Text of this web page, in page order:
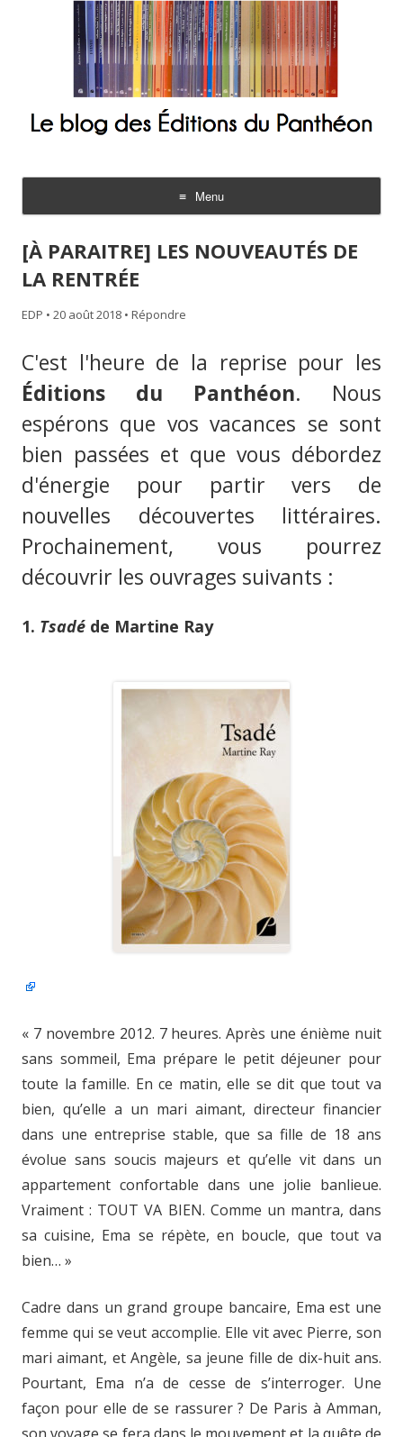
Menu
Aller
contenu
[À PARAITRE] LES NOUVEAUTÉS DE
LA RENTRÉE
EDP • 20 août 2018 • Répondre
C'est l'heure de la reprise pour les
Éditions du Panthéon. Nous
espérons que vos vacances se sont
bien passées et que vous débordez
d'énergie pour partir vers de
nouvelles découvertes littéraires.
Prochainement, vous pourrez
découvrir les ouvrages suivants :
1. Tsadé de Martine Ray
« 7 novembre 2012. 7 heures. Après une énième nuit
sans sommeil, Ema prépare le petit déjeuner pour
toute la famille. En ce matin, elle se dit que tout va
bien, qu’elle a un mari aimant, directeur financier
dans une entreprise stable, que sa fille de 18 ans
évolue sans soucis majeurs et qu’elle vit dans un
appartement confortable dans une jolie banlieue.
Vraiment : TOUT VA BIEN. Comme un mantra, dans
sa cuisine, Ema se répète, en boucle, que tout va
bien… »
Cadre dans un grand groupe bancaire, Ema est une
femme qui se veut accomplie. Elle vit avec Pierre, son
mari aimant, et Angèle, sa jeune fille de dix-huit ans.
Pourtant, Ema n’a de cesse de s’interroger. Une
façon pour elle de se rassurer ? De Paris à Amman,